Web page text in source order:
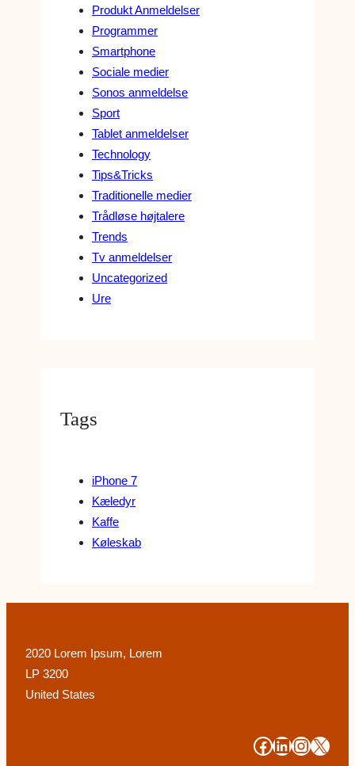
Produkt Anmeldelser
Programmer
Smartphone
Sociale medier
Sonos anmeldelse
Sport
Tablet anmeldelser
Technology
Tips&Tricks
Traditionelle medier
Trådløse højtalere
Trends
Tv anmeldelser
Uncategorized
Ure
Tags
iPhone 7
Kæledyr
Kaffe
Køleskab
2020 Lorem Ipsum, Lorem
LP 3200
United States
# # # #